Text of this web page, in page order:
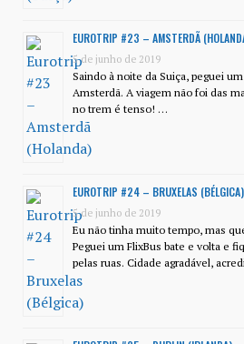
EUROTRIP #23 – AMSTERDÃ
5 de junho de 2019
Saindo à noite da Suiça, peguei
Amsterdã. A viagem não foi das
no trem é tenso! …
EUROTRIP #24 – BRUXELAS (BÉLGICA)
5 de junho de 2019
Eu não tinha muito tempo, mas
Peguei um FlixBus bate e volta e
pelas ruas. Cidade agradável,